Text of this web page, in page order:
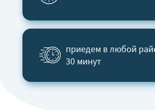
приедем в любой
30 минут